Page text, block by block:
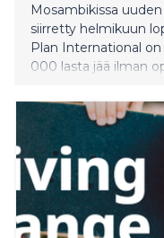
Mosambikissa
siirretty helmikuun
Plan International
000 lasta jää ilman